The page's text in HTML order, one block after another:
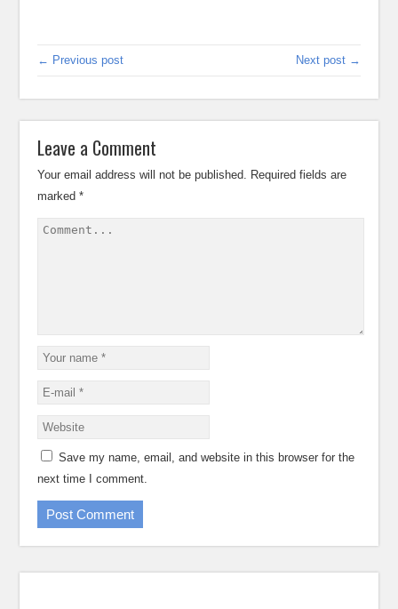
← Previous post Next post →
Leave a Comment
Your email address will not be published. Required fields are
marked*
Save my name, email, and website in this browser for the
next time I comment.